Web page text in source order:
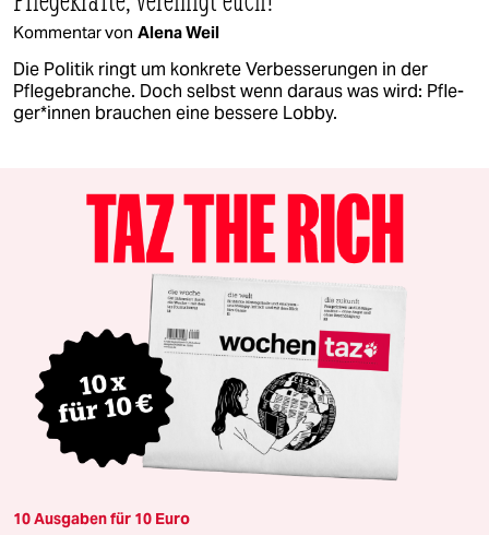
Kommentar von Alena Weil
Die Politik ringt um konkrete Verbesserungen in der
Pflegebranche. Doch selbst wenn daraus was wird: Pfle­
ge­r*in­nen brauchen eine bessere Lobby.
10 Ausgaben für 10 Euro